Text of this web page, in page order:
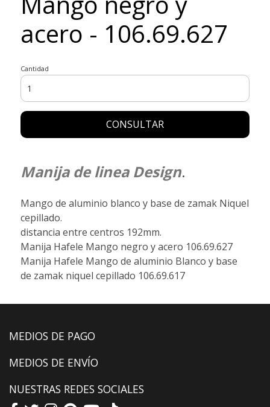
acero - 106.69.627
Cantidad
CONSULTAR
Manija de linea Design.
Mango de aluminio blanco y base de zamak Niquel
cepillado.
distancia entre centros 192mm.
Manija Hafele Mango negro y acero 106.69.627
Manija Hafele Mango de aluminio Blanco y base
de zamak niquel cepillado 106.69.617
MEDIOS DE PAGO
MEDIOS DE ENVÍO
NUESTRAS REDES SOCIALES